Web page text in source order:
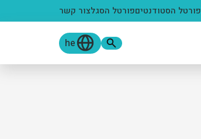
פורטל הסטודנטיםפורטל הסגלצור קשר
he